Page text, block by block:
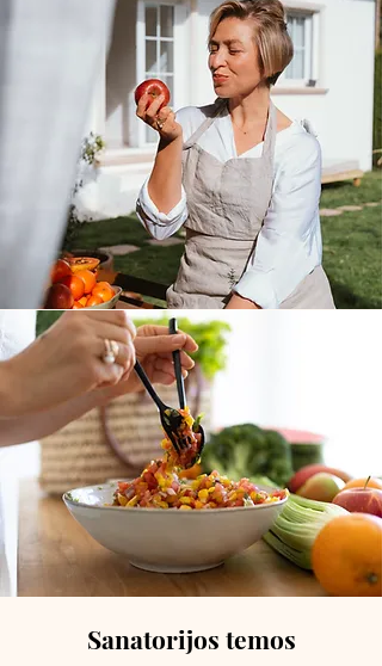
Sanatorijos temos